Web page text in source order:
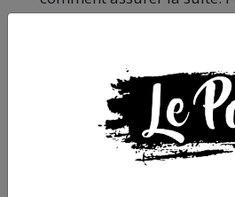
adulte handicapé ?
On vient de lancer une
est un peu déçus parce
participants : plutôt que
donnent cinquante euros –
quelques-unes – on